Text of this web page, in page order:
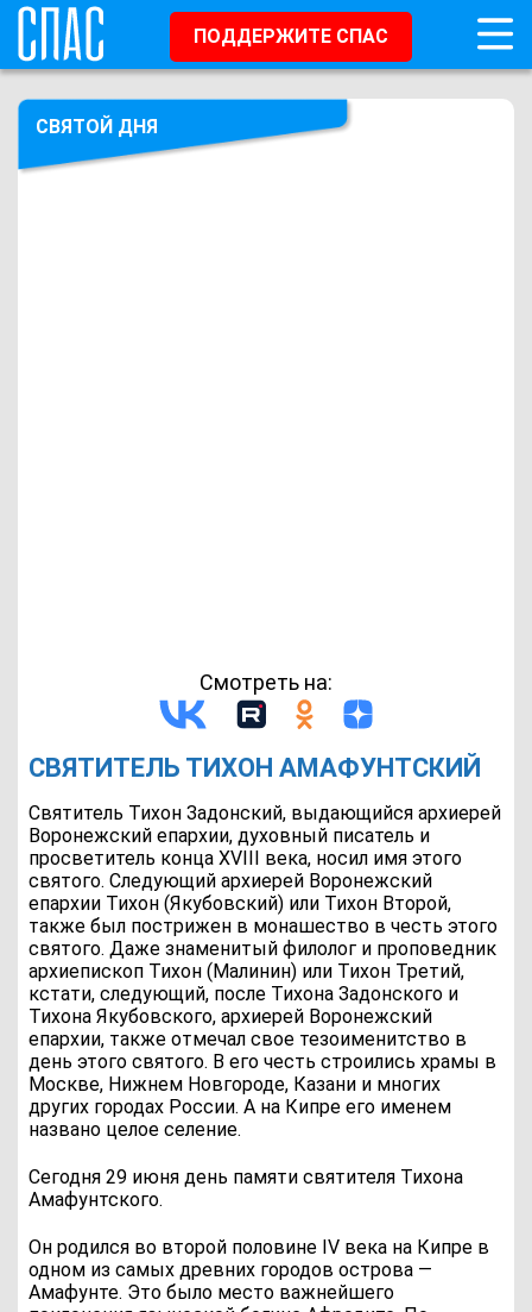
ПОДДЕРЖИТЕ СПАС
СВЯТОЙ ДНЯ
Смотреть на:
СВЯТИТЕЛЬ ТИХОН АМАФУНТСКИЙ
Святитель Тихон Задонский, выдающийся архиерей
Воронежский епархии, духовный писатель и
просветитель конца XVIII века, носил имя этого
святого. Следующий архиерей Воронежский
епархии Тихон (Якубовский) или Тихон Второй,
также был пострижен в монашество в честь этого
святого. Даже знаменитый филолог и проповедник
архиепископ Тихон (Малинин) или Тихон Третий,
кстати, следующий, после Тихона Задонского и
Тихона Якубовского, архиерей Воронежский
епархии, также отмечал свое тезоименитство в
день этого святого. В его честь строились храмы в
Москве, Нижнем Новгороде, Казани и многих
других городах России. А на Кипре его именем
названо целое селение.
Сегодня 29 июня день памяти святителя Тихона
Амафунтского.
Он родился во второй половине IV века на Кипре в
одном из самых древних городов острова —
Амафунте. Это было место важнейшего